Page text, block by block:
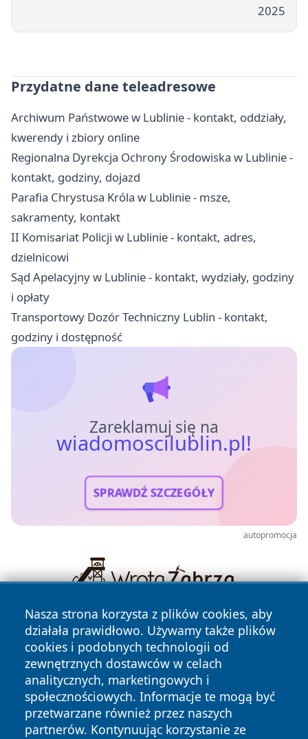
2025
Przydatne dane teleadresowe
Archiwum Państwowe w Lublinie - kontakt, oddziały,
kwerendy i zbiory online
Regionalna Dyrekcja Ochrony Środowiska w Lublinie -
kontakt, godziny, dojazd
Parafia Chrystusa Króla w Lublinie - msze,
sakramenty, kontakt
II Komisariat Policji w Lublinie - kontakt, adres,
dzielnicowi
Sąd Apelacyjny w Lublinie - kontakt, wydziały, godziny
i opłaty
Transportowy Dozór Techniczny Lublin - kontakt,
godziny i dostępność
Zareklamuj się na
wiadomoscilublin.pl!
SPRAWDŹ SZCZEGÓŁY
autopromocja
Nasza strona korzysta z plików cookies, aby
działała prawidłowo. Używamy także plików
cookies i podobnych technologii od
zewnętrznych dostawców w celach
analitycznych, marketingowych i
społecznościowych. Informacje te mogą być
przetwarzane również przez naszych
partnerów. Kontynuując korzystanie ze
Copyright © 2026 wiadomoscilublin.pl Wszystkie prawa
zastrzeżone.